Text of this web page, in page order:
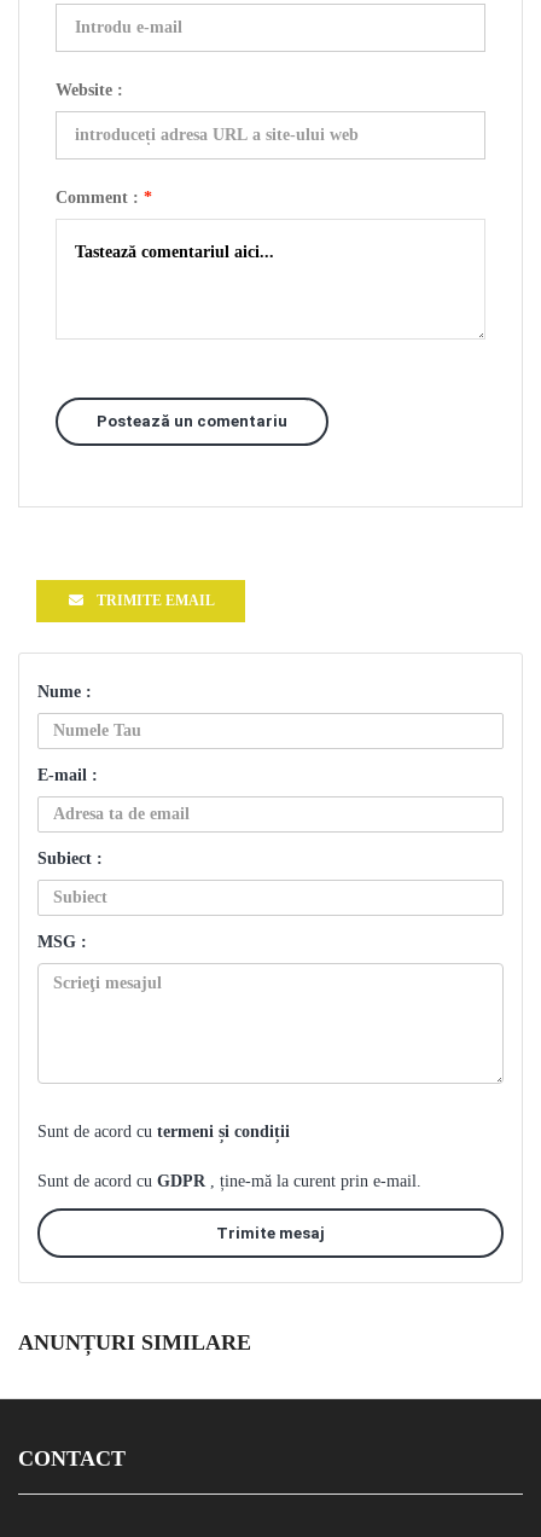
Website :
Comment : *
Postează un comentariu
TRIMITE EMAIL
Nume :
E-mail :
Subiect :
MSG :
Sunt de acord cu termeni și condiții
Sunt de acord cu GDPR , ține-mă la curent prin e-mail.
Trimite mesaj
ANUNȚURI SIMILARE
CONTACT